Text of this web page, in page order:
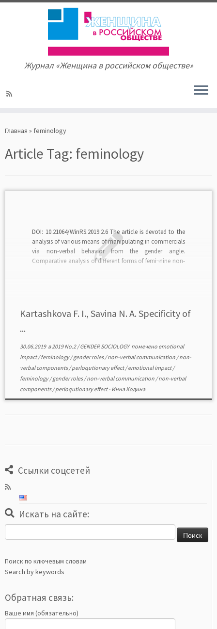
to
Журнал «Женщина в российском обществе»
Главная » feminology
Article Tag: feminology
DOI: 10.21064/WinRS.2019.2.6 The article is devoted to the
analysis of various means of manipulating in commercials
via non-verbal behavior from the gender angle.
Comparative analysis of different forms of femi¬nine non-
Kartashkova F. I., Savina N. A. Specificity of
...
30.06.2019в2019 No.2/GENDER SOCIOLOGYпомечено emotional
impact/feminology/gender roles/non-verbal communication /non-
verbal components/perloqutionary effect/emotional impact/
feminology/gender roles/non-verbal communication /non-verbal
components/perloqutionary effect- Инна Кодина
Ссылки соцсетей
Искать на сайте:
Поиск по ключевым словам
Search by keywords
Обратная связь:
Ваше имя (обязательно)